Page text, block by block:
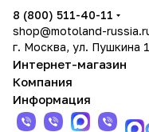
8 (800) 511-40-11
shop@motoland-
г. Москва, ул. Пушкина
Интернет-магазин
Компания
Информация